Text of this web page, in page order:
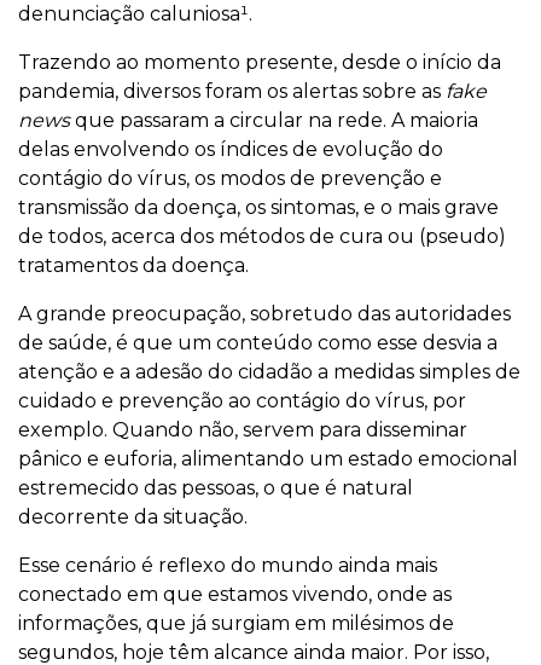
denunciação caluniosa¹.
Trazendo ao momento presente, desde o início da
pandemia, diversos foram os alertas sobre as fake
newsque passaram a circular na rede. A maioria
delas envolvendo os índices de evolução do
contágio do vírus, os modos de prevenção e
transmissão da doença, os sintomas, e o mais grave
de todos, acerca dos métodos de cura ou (pseudo)
tratamentos da doença.
A grande preocupação, sobretudo das autoridades
de saúde, é que um conteúdo como esse desvia a
atenção e a adesão do cidadão a medidas simples de
cuidado e prevenção ao contágio do vírus, por
exemplo. Quando não, servem para disseminar
pânico e euforia, alimentando um estado emocional
estremecido das pessoas, o que é natural
decorrente da situação.
Esse cenário é reflexo do mundo ainda mais
conectado em que estamos vivendo, onde as
informações, que já surgiam em milésimos de
segundos, hoje têm alcance ainda maior. Por isso,